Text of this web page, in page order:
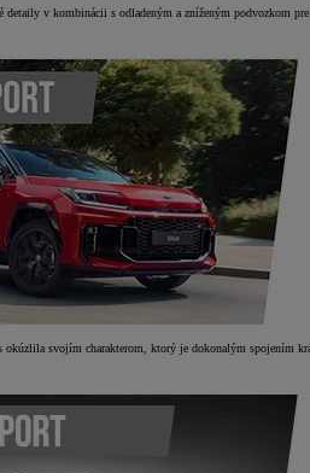
detaily v kombinácii s odladeným a zníženým podvozkom
okúzlila svojím charakterom, ktorý je dokonalým spojením